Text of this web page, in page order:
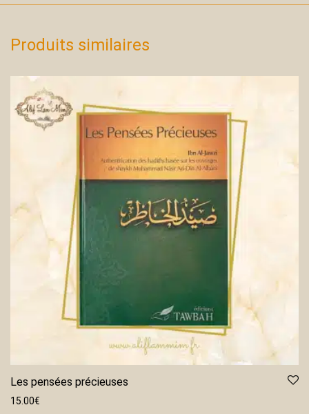
Produits similaires
Les pensées précieuses
15.00€